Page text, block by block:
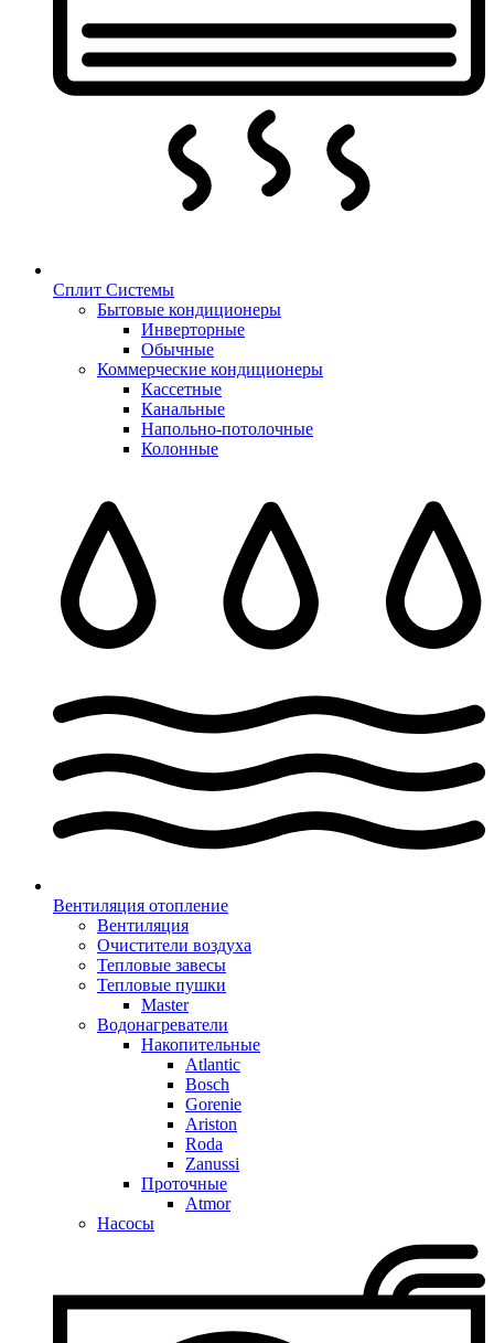
Сплит Системы
Бытовые кондиционеры
Инверторные
Обычные
Коммерческие кондиционеры
Кассетные
Канальные
Напольно-потолочные
Колонные
Вентиляция отопление
Вентиляция
Очистители воздуха
Тепловые завесы
Тепловые пушки
Master
Водонагреватели
Накопительные
Atlantic
Bosch
Gorenie
Ariston
Roda
Zanussi
Проточные
Atmor
Насосы